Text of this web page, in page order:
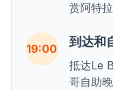
赏阿特
19:00 到达和
抵达Le
哥自助